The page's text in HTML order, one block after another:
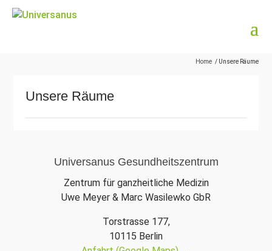
Home / Unsere Räume
Unsere Räume
Universanus Gesundheitszentrum
Zentrum für ganzheitliche Medizin
Uwe Meyer & Marc Wasilewko GbR
Torstrasse 177,
10115 Berlin